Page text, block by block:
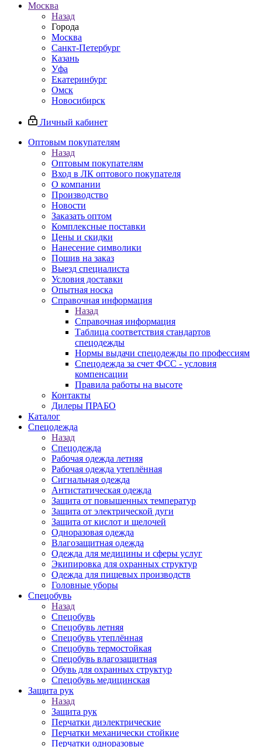
Москва
Назад
Города
Москва
Санкт-Петербург
Казань
Уфа
Екатеринбург
Омск
Новосибирск
Личный кабинет
Оптовым покупателям
Назад
Оптовым покупателям
Вход в ЛК оптового покупателя
О компании
Производство
Новости
Заказать оптом
Комплексные поставки
Цены и скидки
Нанесение символики
Пошив на заказ
Выезд специалиста
Условия доставки
Опытная носка
Справочная информация
Назад
Справочная информация
Таблица соответствия стандартов
спецодежды
Нормы выдачи спецодежды по профессиям
Спецодежда за счет ФСС - условия
компенсации
Правила работы на высоте
Контакты
Дилеры ПРАБО
Каталог
Спецодежда
Назад
Спецодежда
Рабочая одежда летняя
Рабочая одежда утеплённая
Сигнальная одежда
Антистатическая одежда
Защита от повышенных температур
Защита от электрической дуги
Защита от кислот и щелочей
Одноразовая одежда
Влагозащитная одежда
Одежда для медицины и сферы услуг
Экипировка для охранных структур
Одежда для пищевых производств
Головные уборы
Спецобувь
Назад
Спецобувь
Спецобувь летняя
Спецобувь утеплённая
Спецобувь термостойкая
Спецобувь влагозащитная
Обувь для охранных структур
Спецобувь медицинская
Защита рук
Назад
Защита рук
Перчатки диэлектрические
Перчатки механически стойкие
Перчатки одноразовые